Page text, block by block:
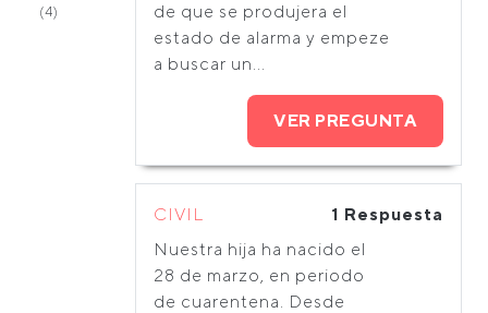
(4)
de que se produjera el
estado de alarma y empeze
a buscar un...
VER PREGUNTA
CIVIL
1 Respuesta
Nuestra hija ha nacido el
28 de marzo, en periodo
de cuarentena. Desde